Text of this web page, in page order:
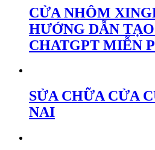
CỬA NHÔM
HƯỚNG DẪN
CHATGPT MIỄN
SỬA CHỮA CỬA
NAI